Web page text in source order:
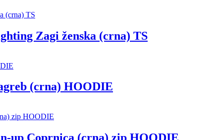
Zagi ženska (crna) TS
(crna) HOODIE